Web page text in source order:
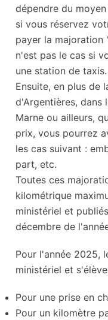
dépendre du
si vous réservez
payer la majoration
n'est pas le cas si
une station de taxis.
Ensuite, en plus de
d'Argentières, dans
Marne ou ailleurs,
prix, vous pourrez
les cas suivant :
part, etc.
Toutes ces
kilométrique
ministériel et
décembre de
Pour l'année 2025,
ministériel et
Pour une prise en
Pour un kilomètre